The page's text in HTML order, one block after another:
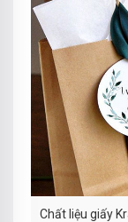
Chất liệu giấy